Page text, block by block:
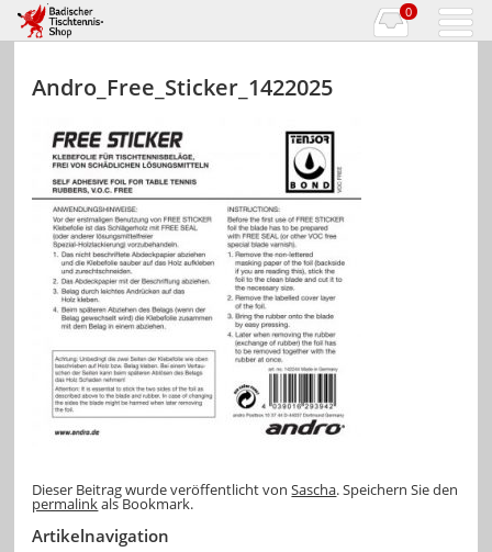
0
Andro_Free_Sticker_1422025
Dieser Beitrag wurde veröffentlicht vonSascha. Speichern Sie den
permalinkals Bookmark.
Artikelnavigation